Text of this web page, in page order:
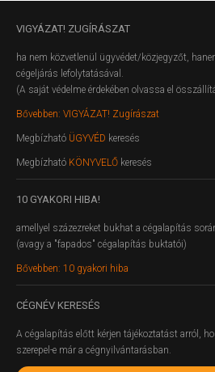
VIGYÁZAT! ZUGÍRÁSZAT
ha nem közvetlenül ügyvédet/közjegyzőt,
cégeljárás lefolytatásával.
(A saját védelme érdekében olvassa el
Bővebben: VIGYÁZAT! Zugírászat
Megbízható ÜGYVÉD keresés
Megbízható KÖNYVELŐ keresés
10 GYAKORI HIBA!
amellyel százezreket bukhat a cégalapítás
(avagy a "fapados" cégalapítás buktatói)
Bővebben: 10 gyakori hiba
CÉGNÉV KERESÉS
A cégalapítás előtt kérjen tájékoztatást arról,
szerepel-e már a cégnyilvántarásban.